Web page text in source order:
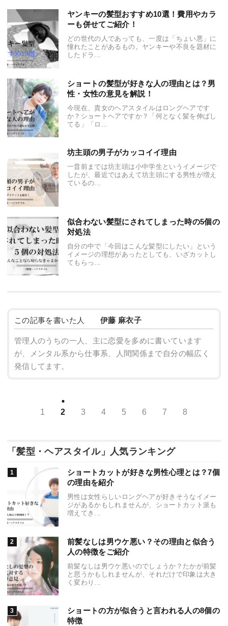
ヤンキーの髪型おすすめ10選！費用やカラ
ーも併せてご紹介！
どの世代の人であっても、一度は「ちょい悪」に
憧れたことがあるもの。ヤンキーや不良を題材に
したドラ...
ショートの髪型が好きな人の理由とは？男
性・女性の意見を解説！
今現在、貴女のヘアスタイルはロングヘアです
か？ショートヘアですか？「何となく髪を伸ばし
てる」「ロ...
坊主頭の男子がカッコイイ理由
一昔前までは坊主頭は小中学生というイメージで
したが、最近ではあえて坊主頭にする男性が増え
ているの...
似合わない髪型にされてしまった時の5個の
対処法
自分の中で「今回はこんな髪型にしたい」という
イメージの理想があったとしても、いざカットし
てもらっ...
この記事を書いた人 伊藤 麻衣子
管理人のうちの一人、主に恋愛を多めに書いています
が、メンタル系から仕事系、人間関係まで自分の幅広く
発信してます。
1 2 3 4 5 6 7 8
「髪型・ヘアスタイル」人気ランキング
ショートカットが好きな男性心理とは？7個
の理由を紹介
男性は女性らしいロングヘアが好きそうなイメー
ジがあるかもしれませんが、ショートカット派も
増えてき...
前髪なしは男ウケ悪い？その理由と似合う
人の特徴をご紹介
前髪なしは男ウケ悪いのでしょうか？たかが前髪
と思うかもしれませんが、それだけで印象は大き
く変わり...
ショートの方が似合うと言われる人の8個の
特徴